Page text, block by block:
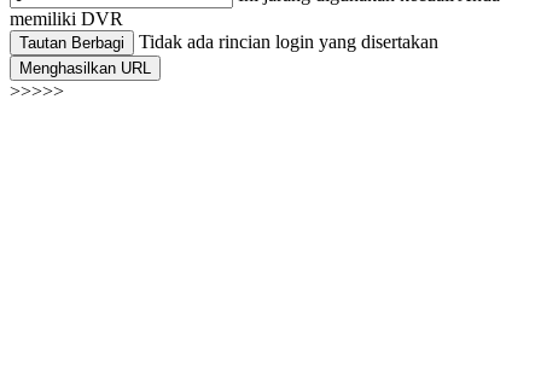
memiliki DVR
Tautan Berbagi Tidak ada rincian login yang disertakan
Menghasilkan URL
>>>>>